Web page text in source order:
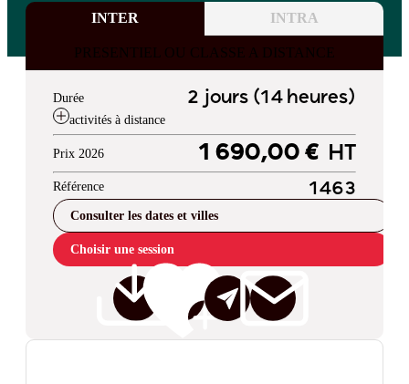
INTER INTRA
PRESENTIEL OU CLASSE A DISTANCE
Durée 2 jours (14 heures)
activités à distance
Prix 2026 1 690,00 € HT
Référence 1463
Consulter les dates et villes
Choisir une session